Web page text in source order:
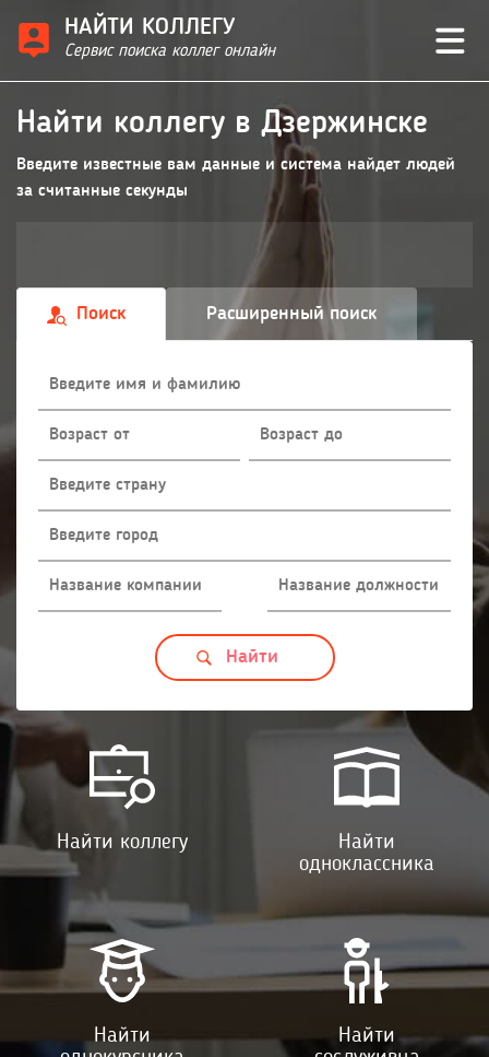
НАЙТИ КОЛЛЕГУ
Сервис поиска коллег онлайн
Найти коллегу в Дзержинске
Введите известные вам данные и система найдет людей
за считанные секунды
Поиск Расширенный поиск
Найти коллегу
Найти
одноклассника
Найти
Найти